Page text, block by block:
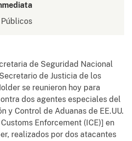
de Seguridad Nacional
de Justicia de los
se reunieron hoy para
dos agentes especiales del
y Control de Aduanas de EE.UU.
Enforcement (ICE)] en
realizados por dos atacantes